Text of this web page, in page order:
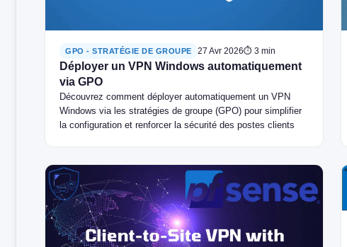
GPO - STRATÉGIE DE GROUPE 27 Avr 2026⏱ 3 min
Déployer un VPN Windows automatiquement
via GPO
Découvrez comment déployer automatiquement un VPN
Windows via les stratégies de groupe (GPO) pour simplifier
la configuration et renforcer la sécurité des postes clients